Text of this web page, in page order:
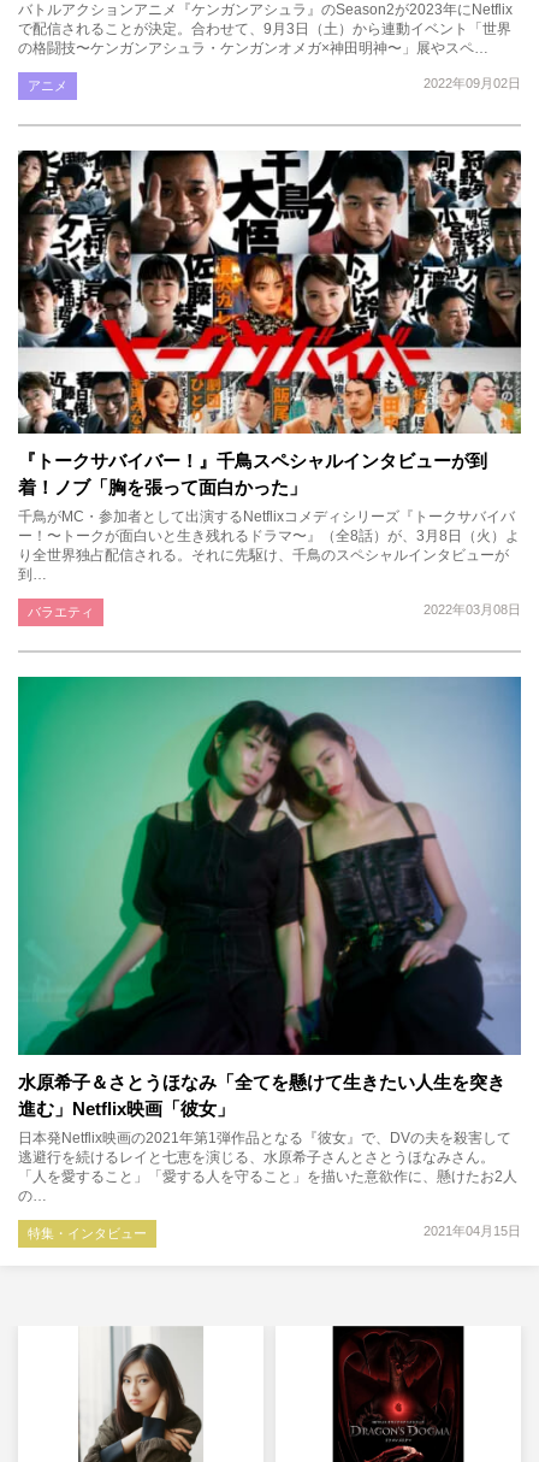
バトルアクションアニメ『ケンガンアシュラ』のSeason2が2023年にNetflix
で配信されることが決定。合わせて、9月3日（土）から連動イベント「世界
の格闘技〜ケンガンアシュラ・ケンガンオメガ×神⽥明神〜」展やスペ…
2022年09月02日
アニメ
『トークサバイバー！』千鳥スペシャルインタビューが到
着！ノブ「胸を張って面白かった」
千鳥がMC・参加者として出演するNetflixコメディシリーズ『トークサバイバ
ー！〜トークが面白いと生き残れるドラマ〜』（全8話）が、3月8日（火）よ
り全世界独占配信される。それに先駆け、千鳥のスペシャルインタビューが
到…
2022年03月08日
バラエティ
水原希子＆さとうほなみ「全てを懸けて生きたい人生を突き
進む」Netflix映画「彼女」
日本発Netflix映画の2021年第1弾作品となる『彼女』で、DVの夫を殺害して
逃避行を続けるレイと七恵を演じる、水原希子さんとさとうほなみさん。
「人を愛すること」「愛する人を守ること」を描いた意欲作に、懸けたお2人
の…
2021年04月15日
特集・インタビュー